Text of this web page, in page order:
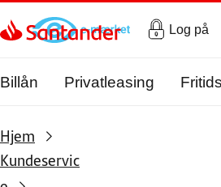
Gå til hovedindholdet
Log på
Billån Privatleasing
Hjem
Kundeservic